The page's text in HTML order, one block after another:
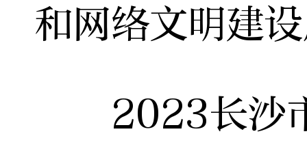
和网络文明建
2023长沙市